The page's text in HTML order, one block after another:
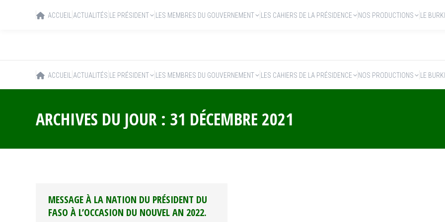
ACCUEIL ACTUALITÉS LE PRÉSIDENT LES MEMBRES DU GOUVERNEMENT LES CAHIERS DE LA PRÉSIDENCE NOS PRODUCTIONS LE
ARCHIVES DU JOUR : 31 DÉCEMBRE 2021
MESSAGE À LA NATION DU PRÉSIDENT DU
FASO À L’OCCASION DU NOUVEL AN 2022.
ACCUEIL ACTUALITÉS LE PRÉSIDENT LES MEMBRES DU GOUVERNEMENT LES CAHIERS DE LA PRÉSIDENCE NOS PRODUCTIONS LE